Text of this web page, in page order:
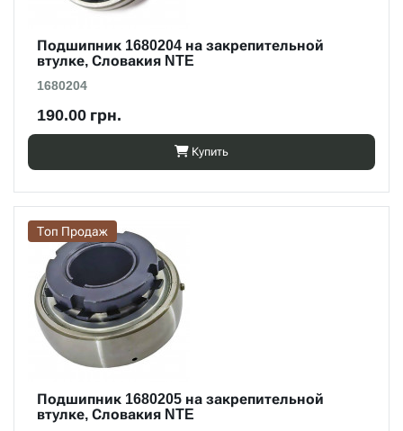
Подшипник 1680204 на закрепительной
втулке, Словакия NTE
1680204
190.00 грн.
Купить
Топ Продаж
Подшипник 1680205 на закрепительной
втулке, Словакия NTE